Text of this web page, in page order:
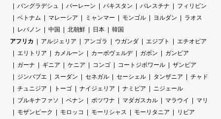
バングラデシュ
バーレーン パキスタン パレスチナ
フィリピン
ベトナム
マレーシア ミャンマー モンゴル ヨルダン
ラオス
レバノン
中国 北朝鮮 日本
韓国
アフリカ
アルジェリア アンゴラ ウガンダ エジプト
エチオピア
エリトリア
カメルーン カーボヴェルデ ガボン
ガンビア
ガーナ
ギニア ケニア コンゴ コートジボワール
ザンビア
ジンバブエ
スーダン セネガル セーシェル タンザニア
チャド
チュニジア
トーゴ ナイジェリア ナミビア
ニジェール
ブルキナファソ
ベナン ボツワナ マダガスカル マラウイ
マリ
モザンビーク
モロッコ モーリシャス モーリタニア
リビア